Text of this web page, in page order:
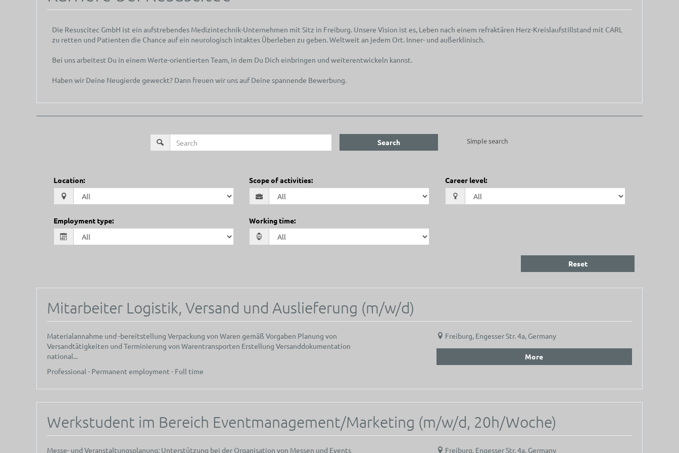
Die Resuscitec GmbH ist ein aufstrebendes Medizintechnik-Unternehmen mit Sitz in Freiburg. Unsere Vision ist es, Leben nach einem refraktären Herz-Kreislaufstillstand mit CARL
zu retten und Patienten die Chance auf ein neurologisch intaktes Überleben zu geben. Weltweit an jedem Ort. Inner- und außerklinisch.
Bei uns arbeitest Du in einem Werte-orientierten Team, in dem Du Dich einbringen und weiterentwickeln kannst.
Haben wir Deine Neugierde geweckt? Dann freuen wir uns auf Deine spannende Bewerbung.
Search Simple search
Location: Scope of activities: Career level:
Employment type: Working time:
Reset
Mitarbeiter Logistik, Versand und Auslieferung (m/w/d)
Materialannahme und -bereitstellung Verpackung von Waren gemäß Vorgaben Planung von
Versandtätigkeiten und Terminierung von Warentransporten Erstellung Versanddokumentation
national...
Professional - Permanent employment - Full time
Freiburg, Engesser Str. 4a, Germany
More
Werkstudent im Bereich Eventmanagement/Marketing (m/w/d, 20h/Woche)
Messe- und Veranstaltungsplanung: Unterstützung bei der Organisation von Messen und Events Freiburg, Engesser Str. 4a, Germany